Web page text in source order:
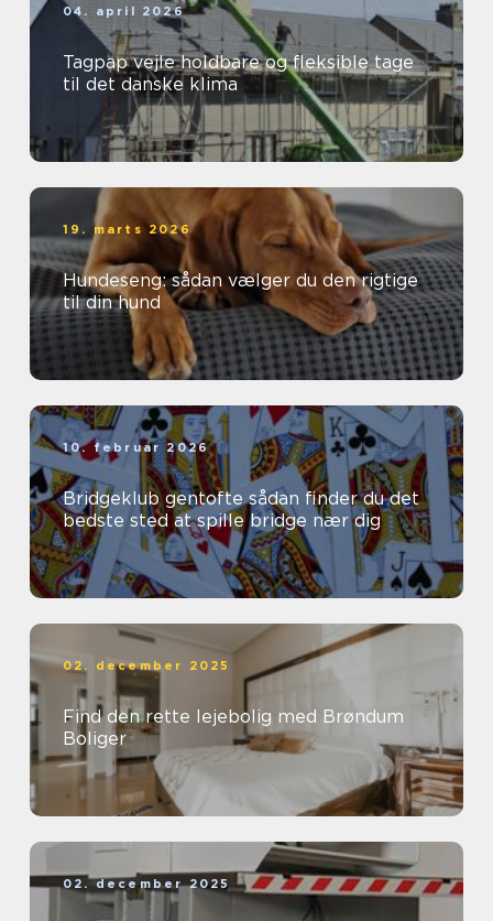
04. april 2026
Tagpap vejle holdbare og fleksible tage
til det danske klima
19. marts 2026
Hundeseng: sådan vælger du den rigtige
til din hund
10. februar 2026
Bridgeklub gentofte sådan finder du det
bedste sted at spille bridge nær dig
02. december 2025
Find den rette lejebolig med Brøndum
Boliger
02. december 2025